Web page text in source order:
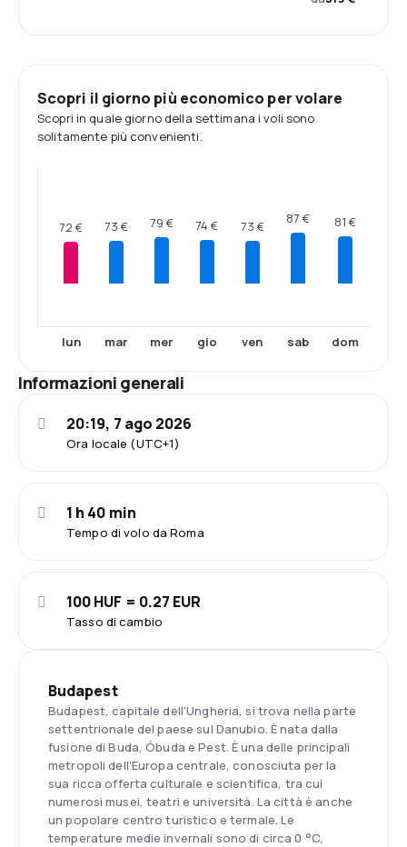
Scopri il giorno più economico per volare
Scopri in quale giorno della settimana i voli sono
solitamente più convenienti.
72 €
lun
73 €
mar
79 €
mer
74 €
gio
73 €
ven
87 €
sab
81 €
dom
Informazioni generali
Ora locale (UTC+1)
20:19, 7 ago 2026
Tempo di volo da Roma
1 h 40 min
Tasso di cambio
100 HUF = 0.27 EUR
Budapest
Budapest, capitale dell'Ungheria, si trova nella parte
settentrionale del paese sul Danubio. È nata dalla
fusione di Buda, Óbuda e Pest. È una delle principali
metropoli dell'Europa centrale, conosciuta per la
sua ricca offerta culturale e scientifica, tra cui
numerosi musei, teatri e università. La città è anche
un popolare centro turistico e termale. Le
temperature medie invernali sono di circa 0 °C,